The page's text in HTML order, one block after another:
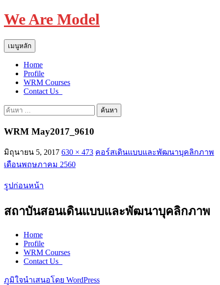
We Are Model
ค้นหา
เมนูหลัก
ยัง
เนื้อหา
Home
Profile
WRM Courses
Contact Us_
ค้นหา
WRM May2017_9610
มิถุนายน 5, 2017 630 × 473 คอร์สเดินแบบและพัฒนาบุคลิกภาพ
เดือนพฤษภาคม 2560
รูปก่อนหน้า
สถาบันสอนเดินแบบและพัฒนาบุคลิกภาพ
Home
Profile
WRM Courses
Contact Us_
ภูมิใจนำเสนอโดย WordPress